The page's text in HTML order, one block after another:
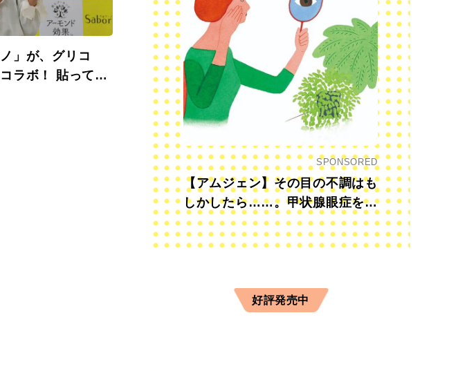
」が、グリコ
ラボ！ 貼って、
SPONSORED
【アムジェン】その目の不調はも
しかしたら……。甲状腺眼症を知
っていますか？
好評発売中